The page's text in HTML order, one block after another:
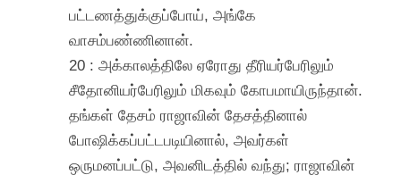
பட்டணத்துக்குப்போய், அங்கே
வாசம்பண்ணினான்.
20 : அக்காலத்திலே ஏரோது தீரியர்பேரிலும்
சீதோனியர்பேரிலும் மிகவும் கோபமாயிருந்தான்.
தங்கள் தேசம் ராஜாவின் தேசத்தினால்
போஷிக்கப்பட்டபடியினால், அவர்கள்
ஒருமனப்பட்டு, அவனிடத்தில் வந்து; ராஜாவின்